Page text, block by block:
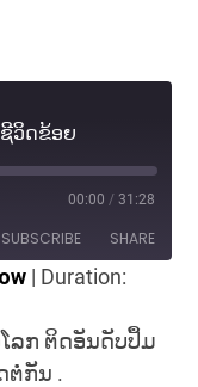
ວິດຂ້ອຍ
00:00 / 31:28
SUBSCRIBE SHARE
| Duration:
ລກ ຕິດອັນດັບປຶ້ມ
ຕໍ່ກັນ .